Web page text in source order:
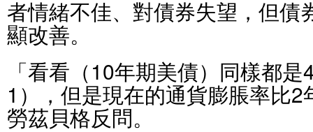
者情緒不佳、對債券失望，但債
顯改善。
「看看（10年期美債）同樣都
1），但是現在的通貨膨脹率比
勞茲貝格反問。